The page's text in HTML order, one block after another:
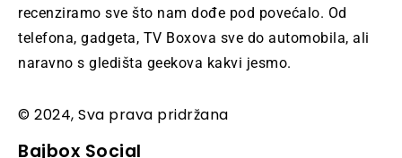
recenziramo sve što nam dođe pod povećalo. Od
telefona, gadgeta, TV Boxova sve do automobila, ali
naravno s gledišta geekova kakvi jesmo.
© 2024, Sva prava pridržana
Bajbox Social